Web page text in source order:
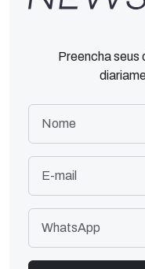
Preencha seus